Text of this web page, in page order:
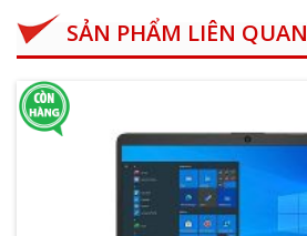
SẢN PHẨM LIÊN QUAN